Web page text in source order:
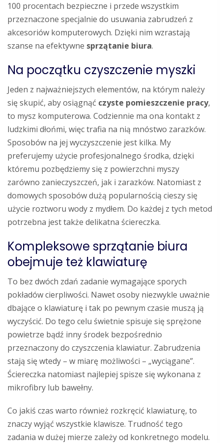
100 procentach bezpieczne i przede wszystkim
przeznaczone specjalnie do usuwania zabrudzeń z
akcesoriów komputerowych. Dzięki nim wzrastają
szanse na efektywne sprzątanie biura.
Na początku czyszczenie myszki
Jeden z najważniejszych elementów, na którym należy
się skupić, aby osiągnąć czyste pomieszczenie pracy,
to mysz komputerowa. Codziennie ma ona kontakt z
ludzkimi dłońmi, więc trafia na nią mnóstwo zarazków.
Sposobów na jej wyczyszczenie jest kilka. My
preferujemy użycie profesjonalnego środka, dzięki
któremu pozbędziemy się z powierzchni myszy
zarówno zanieczyszczeń, jak i zarazków. Natomiast z
domowych sposobów dużą popularnością cieszy się
użycie roztworu wody z mydłem. Do każdej z tych metod
potrzebna jest także delikatna ściereczka.
Kompleksowe sprzątanie biura
obejmuje też klawiaturę
To bez dwóch zdań zadanie wymagające sporych
pokładów cierpliwości. Nawet osoby niezwykle uważnie
dbające o klawiaturę i tak po pewnym czasie muszą ją
wyczyścić. Do tego celu świetnie spisuje się sprężone
powietrze bądź inny środek bezpośrednio
przeznaczony do czyszczenia klawiatur. Zabrudzenia
stają się wtedy – w miarę możliwości – „wyciągane”.
Ściereczka natomiast najlepiej spisze się wykonana z
mikrofibry lub bawełny.
Co jakiś czas warto również rozkręcić klawiaturę, to
znaczy wyjąć wszystkie klawisze. Trudność tego
zadania w dużej mierze zależy od konkretnego modelu.